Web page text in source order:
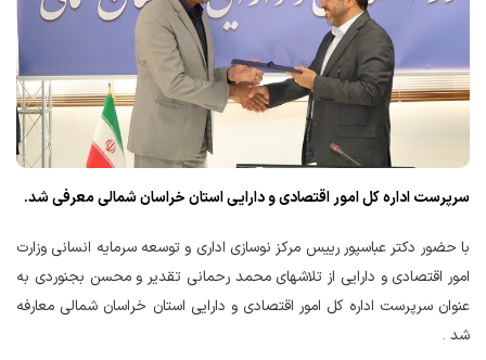
سرپرست اداره کل امور اقتصادی و دارایی استان خراسان شمالی معرفی شد.
با حضور دکتر عباسپور رییس مرکز نوسازی اداری و توسعه سرمایه انسانی وزارت
امور اقتصادی و دارایی از تلاشهای محمد رحمانی تقدیر و محسن بجنوردی به
عنوان سرپرست اداره کل امور اقتصادی و دارایی استان خراسان شمالی معارفه
شد .